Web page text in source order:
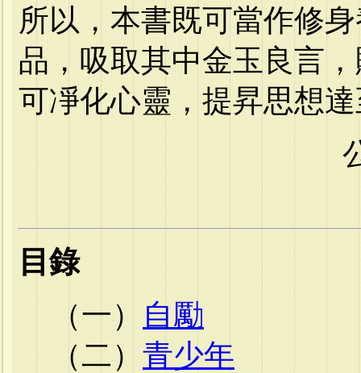
所以，本書既可當作修
品，吸取其中金玉良言
可凈化心靈，提昇思想
目錄
（一）
自勵
（二） 青少年